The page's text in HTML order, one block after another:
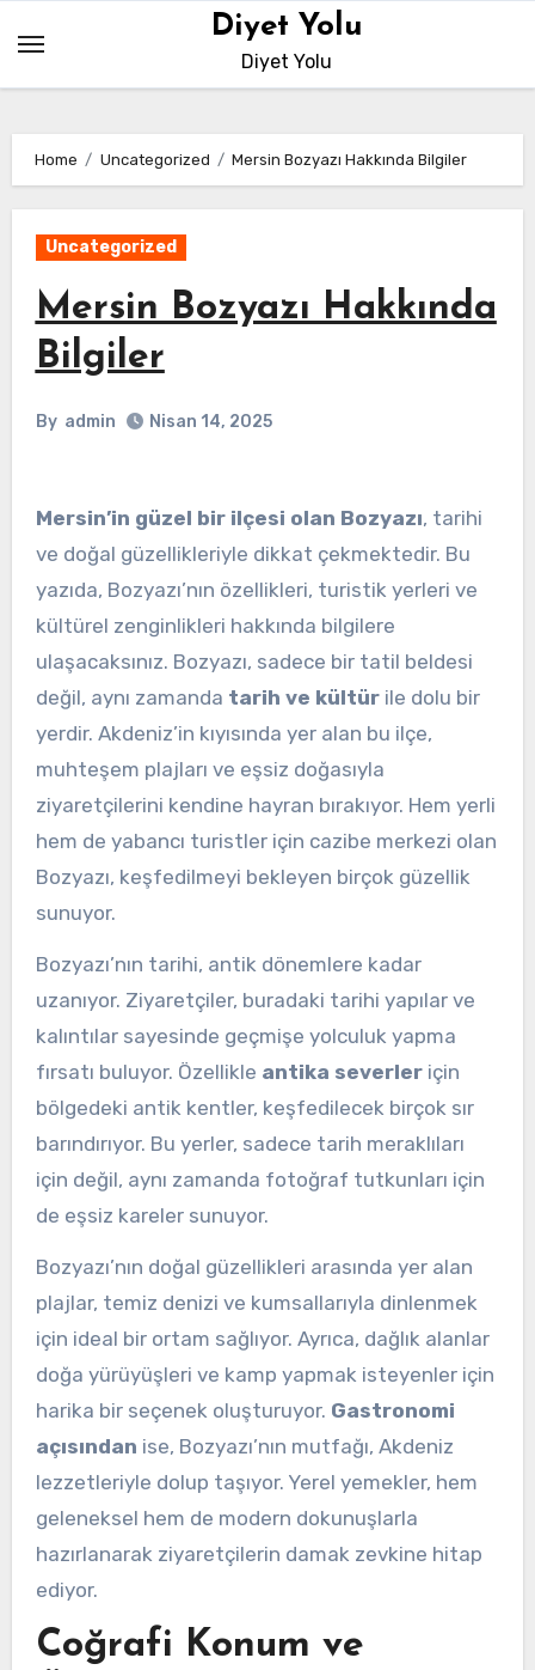
content
Diyet Yolu
Diyet Yolu
Home Uncategorized Mersin Bozyazı Hakkında Bilgiler
Uncategorized
Mersin Bozyazı Hakkında
Bilgiler
By admin Nisan 14, 2025
Mersin’in güzel bir ilçesi olan Bozyazı, tarihi
ve doğal güzellikleriyle dikkat çekmektedir. Bu
yazıda, Bozyazı’nın özellikleri, turistik yerleri ve
kültürel zenginlikleri hakkında bilgilere
ulaşacaksınız. Bozyazı, sadece bir tatil beldesi
değil, aynı zamanda tarih ve kültürile dolu bir
yerdir. Akdeniz’in kıyısında yer alan bu ilçe,
muhteşem plajları ve eşsiz doğasıyla
ziyaretçilerini kendine hayran bırakıyor. Hem yerli
hem de yabancı turistler için cazibe merkezi olan
Bozyazı, keşfedilmeyi bekleyen birçok güzellik
sunuyor.
Bozyazı’nın tarihi, antik dönemlere kadar
uzanıyor. Ziyaretçiler, buradaki tarihi yapılar ve
kalıntılar sayesinde geçmişe yolculuk yapma
fırsatı buluyor. Özellikle antika severleriçin
bölgedeki antik kentler, keşfedilecek birçok sır
barındırıyor. Bu yerler, sadece tarih meraklıları
için değil, aynı zamanda fotoğraf tutkunları için
de eşsiz kareler sunuyor.
Bozyazı’nın doğal güzellikleri arasında yer alan
plajlar, temiz denizi ve kumsallarıyla dinlenmek
için ideal bir ortam sağlıyor. Ayrıca, dağlık alanlar
doğa yürüyüşleri ve kamp yapmak isteyenler için
harika bir seçenek oluşturuyor. Gastronomi
açısından ise, Bozyazı’nın mutfağı, Akdeniz
lezzetleriyle dolup taşıyor. Yerel yemekler, hem
geleneksel hem de modern dokunuşlarla
hazırlanarak ziyaretçilerin damak zevkine hitap
ediyor.
Coğrafi Konum ve